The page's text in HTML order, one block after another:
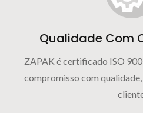
Qualidade Com
ZAPAK é certificado ISO
compromisso com